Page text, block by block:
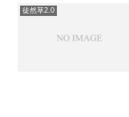
徒然草2.0